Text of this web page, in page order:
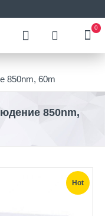
0
850nm, 60m
850nm,
Hot